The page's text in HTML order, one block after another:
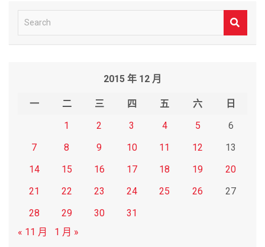
e
2015 年 12 月
一 二 三 四 五 六
日
1
2 3 4 5
6
7
8 9 10 11 12
13
14
15 16 17 18 19
20
21
22 23 24 25 26
27
28
29 30
31
« 11 月
1 月 »